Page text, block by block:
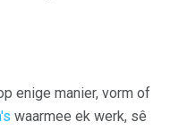
enige manier, vorm of
waarmee ek werk, sê